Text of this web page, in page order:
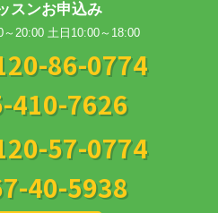
スンお申込み
20:00 土日10:00～18:00
86-0774
410-7626
57-0774
40-5938